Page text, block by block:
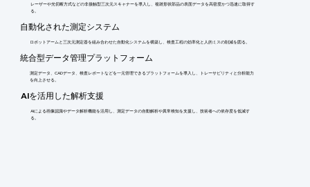
レーザーや光切断方式などの非接触型三次元スキャナーを導入し、複雑形状部品の表面データを高密度かつ迅速に取得す
る。
自動化された測定システム
ロボットアームと三次元測定器を組み合わせた自動化システムを構築し、検査工程の効率化と人的ミスの削減を図る。
統合型データ管理プラットフォーム
測定データ、CADデータ、検査レポートなどを一元管理できるプラットフォームを導入し、トレーサビリティと分析能力
を向上させる。
AIを活用した解析支援
AIによる画像認識やデータ解析機能を活用し、測定データの自動解析や異常検知を支援し、技術者への依存度を低減す
る。